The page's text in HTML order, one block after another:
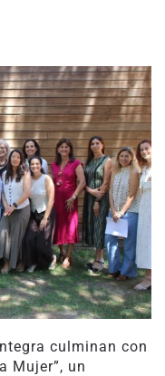
culminan con
Mujer”, un